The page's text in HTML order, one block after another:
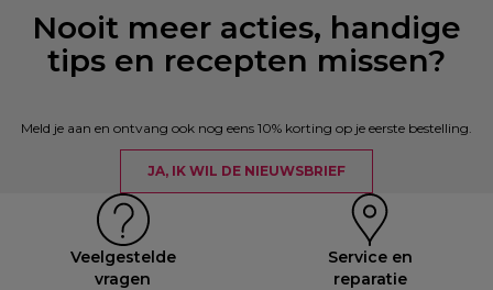
Nooit meer acties, handige
tips en recepten missen?
Meld je aan en ontvang ook nog eens 10% korting op je eerste bestelling.
JA, IK WIL DE NIEUWSBRIEF
Veelgestelde
vragen
Service en
reparatie